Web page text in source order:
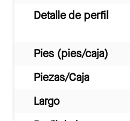
Detalle de perfil
Pies (pies/caja)
Piezas/Caja
Largo